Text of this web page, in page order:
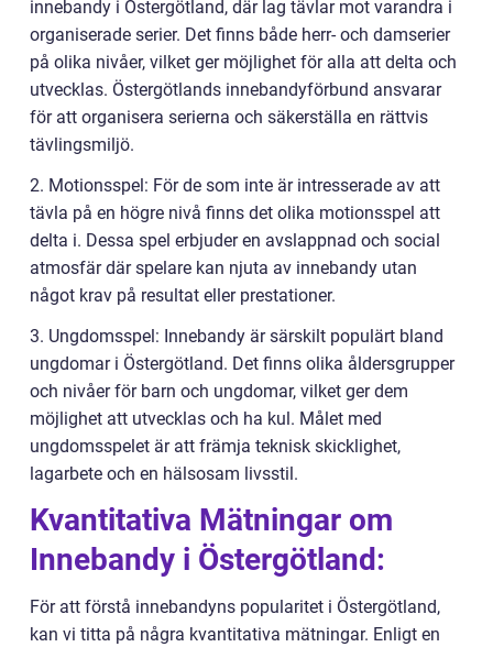
innebandy i Östergötland, där lag tävlar mot varandra i
organiserade serier. Det finns både herr- och damserier
på olika nivåer, vilket ger möjlighet för alla att delta och
utvecklas. Östergötlands innebandyförbund ansvarar
för att organisera serierna och säkerställa en rättvis
tävlingsmiljö.
2. Motionsspel: För de som inte är intresserade av att
tävla på en högre nivå finns det olika motionsspel att
delta i. Dessa spel erbjuder en avslappnad och social
atmosfär där spelare kan njuta av innebandy utan
något krav på resultat eller prestationer.
3. Ungdomsspel: Innebandy är särskilt populärt bland
ungdomar i Östergötland. Det finns olika åldersgrupper
och nivåer för barn och ungdomar, vilket ger dem
möjlighet att utvecklas och ha kul. Målet med
ungdomsspelet är att främja teknisk skicklighet,
lagarbete och en hälsosam livsstil.
Kvantitativa Mätningar om
Innebandy i Östergötland:
För att förstå innebandyns popularitet i Östergötland,
kan vi titta på några kvantitativa mätningar. Enligt en